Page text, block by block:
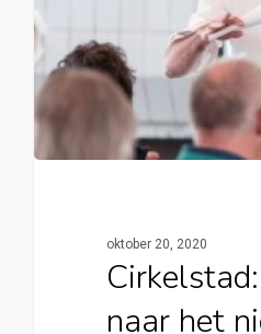
oktober 20, 2020
naar het